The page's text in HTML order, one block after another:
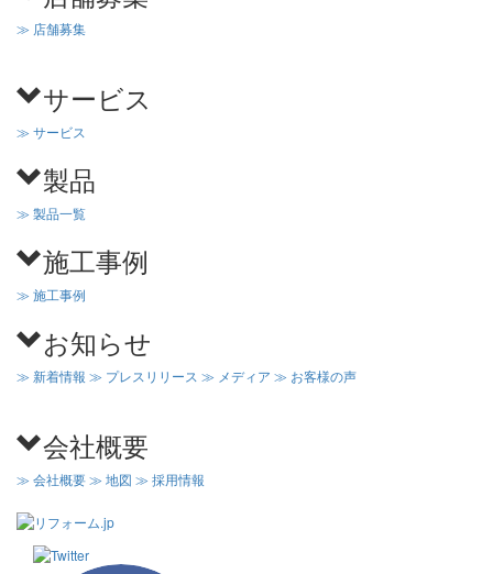
≫ 店舗募集
サービス
≫ サービス
製品
≫ 製品一覧
施工事例
≫ 施工事例
お知らせ
≫ 新着情報 ≫ プレスリリース ≫ メディア ≫ お客様の声
会社概要
≫ 会社概要≫ 地図 ≫ 採用情報